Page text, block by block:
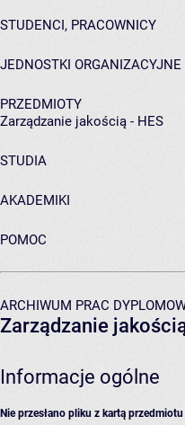
STUDENCI, PRACOWNICY
JEDNOSTKI ORGANIZACYJNE
PRZEDMIOTY
Zarządzanie jakością - HES
STUDIA
AKADEMIKI
POMOC
ARCHIWUM PRAC
Zarządzanie
Informacje ogólne
Nie przesłano pliku z kartą przedmiotu